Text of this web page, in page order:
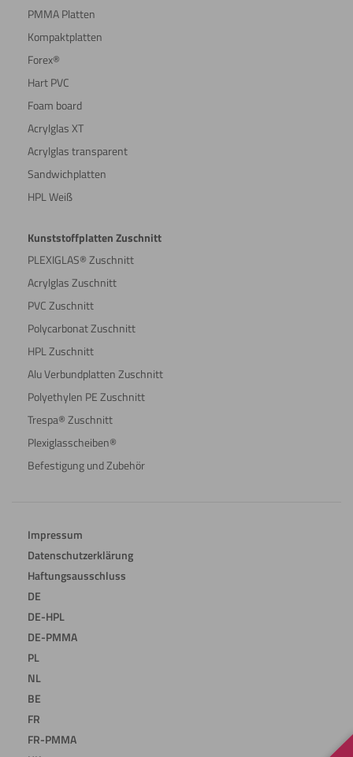
PMMA Platten
Kompaktplatten
Forex®
Hart PVC
Foam board
Acrylglas XT
Acrylglas transparent
Sandwichplatten
HPL Weiß
Kunststoffplatten Zuschnitt
PLEXIGLAS® Zuschnitt
Acrylglas Zuschnitt
PVC Zuschnitt
Polycarbonat Zuschnitt
HPL Zuschnitt
Alu Verbundplatten Zuschnitt
Polyethylen PE Zuschnitt
Trespa® Zuschnitt
Plexiglasscheiben®
Befestigung und Zubehör
Impressum
Datenschutzerklärung
Haftungsausschluss
DE
DE-HPL
DE-PMMA
PL
NL
BE
FR
FR-PMMA